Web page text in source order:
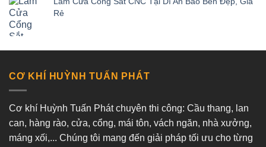
Rẻ
CƠ KHÍ HUỲNH TUẤN PHÁT
Cơ khí Huỳnh Tuấn Phát chuyên thi công: Cầu thang, lan
can, hàng rào, cửa, cổng, mái tôn, vách ngăn, nhà xưởng,
máng xối,... Chúng tôi mang đến giải pháp tối ưu cho từng